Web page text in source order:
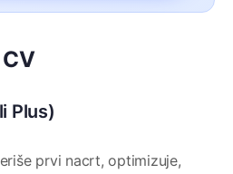
Plus)
prvi nacrt, optimizuje,